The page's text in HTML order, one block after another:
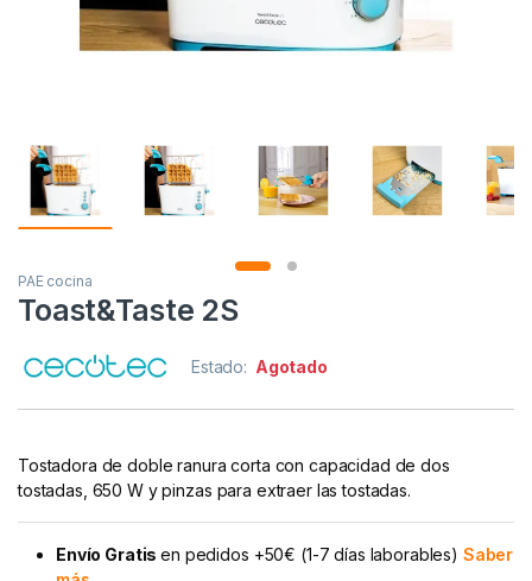
PAE cocina
Toast&Taste 2S
Estado: Agotado
Tostadora de doble ranura corta con capacidad de dos
tostadas, 650 W y pinzas para extraer las tostadas.
Envío Gratisen pedidos +50€ (1-7 días laborables) Saber